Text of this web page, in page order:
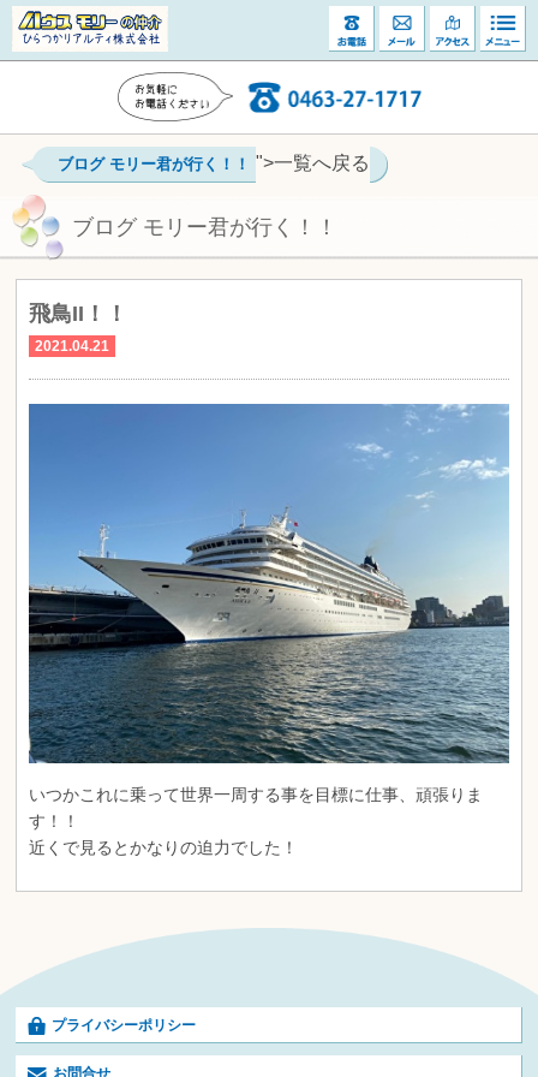
ブログ モリー君が行く！！ ">一覧へ戻る
ブログ モリー君が行く！！
飛鳥II！！
2021.04.21
いつかこれに乗って世界一周する事を目標に仕事、頑張りま
す！！
近くで見るとかなりの迫力でした！
プライバシーポリシー